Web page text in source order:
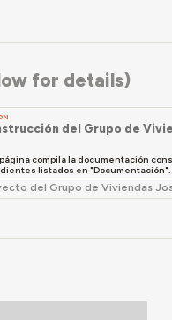
for details)
del Grupo de
compila la documentación
listados en "Documentación".
del Grupo de Viviendas